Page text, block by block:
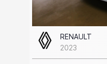
RENAULT
2023